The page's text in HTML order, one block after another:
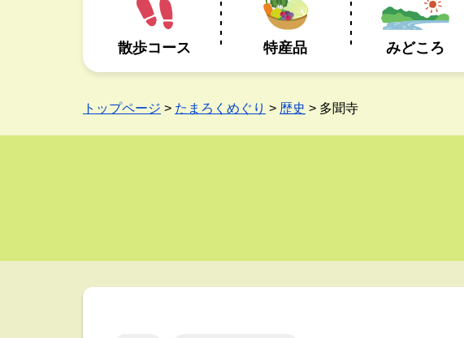
散歩コース 特産品 みどころ
トップページ > たまろくめぐり > 歴史 > 多聞寺